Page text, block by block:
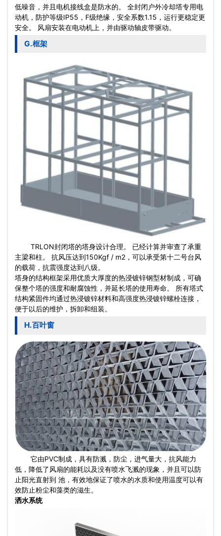
低噪音，并且电机接线盒是防水的。 全封闭户外冷却塔专用电
动机，防护等级IP55，F级绝缘，安全系数1.15，运行更稳定更
安全。 风扇安装在电动机上，并由驱动轴皮带驱动。
G.框架
TRLON封闭塔的塔身设计合理。 已经计算并审查了承重
主梁和柱。 抗风压达到150Kgf / m2，可以承受第十二号台风
的载荷，抗震强度达到八级。
塔身的结构框架采用优质大厚度的热浸镀锌钢型材制成，可确
保整个塔的强度和耐腐蚀性，并延长塔的使用寿命。 所有塔式
结构紧固件均通过热浸镀锌材料和高强度热浸镀锌螺栓连接，
便于以后的维护，拆卸和组装。
H.百叶窗
它由PVC制成，具有防溅，防尘，进气量大，抗风能力
低，降低了风扇的能耗以及没有喷水飞溅的现象，并且可以防
止阳光直射到 池，有效地保证了喷水的水质和使用温度可以有
效防止粉尘和藻类的滋生。
洒水系统